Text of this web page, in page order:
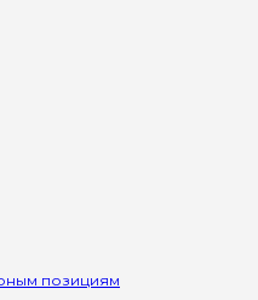
позициям